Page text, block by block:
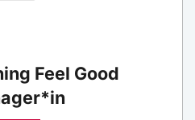
Feel Good